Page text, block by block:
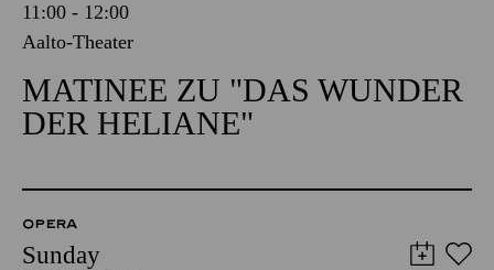
11:00 - 12:00
Aalto-Theater
MATINEE ZU "DAS WUNDER
DER HELIANE"
OPERA
Sunday